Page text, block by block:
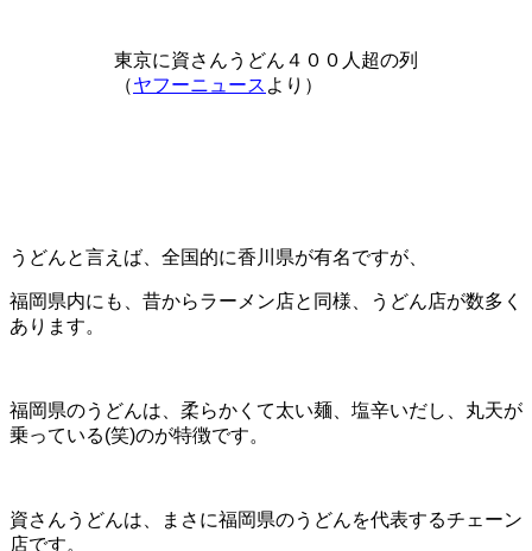
東京に資さんうどん４００人超の列
（ヤフーニュース より）
うどんと言えば、全国的に香川県が有名ですが、
福岡県内にも、昔からラーメン店と同様、うどん店が数多く
あります。
福岡県のうどんは、柔らかくて太い麺、塩辛いだし、丸天が
乗っている(笑)のが特徴です。
資さんうどんは、まさに福岡県のうどんを代表するチェーン
店です。